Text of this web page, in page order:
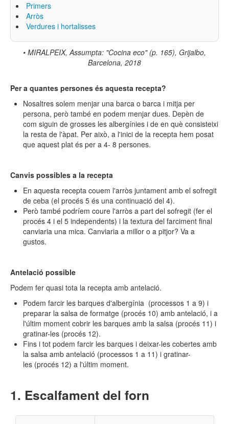
Primers
Arròs
Verdures i hortalisses
• MIRALPEIX, Assumpta: "Cocina eco" (p. 165), Grijalbo,
Barcelona, 2018
Per a quantes persones és aquesta recepta?
Nosaltres solem menjar una barca o barca i mitja per
persona, però també en podem menjar dues. Depèn de
com siguin de grosses les albergínies i de en què consisteixi
la resta de l'àpat. Per això, a l'inici de la recepta hem posat
que aquest plat és per a 4- 8 persones.
Canvis possibles a la recepta
En aquesta recepta couem l'arròs juntament amb el sofregit
de ceba (el procés 5 és una continuació del 4).
Però també podríem coure l'arròs a part del sofregit (fer el
procés 4 i el 5 independents) i la textura del farciment final
canviaria una mica. Canviaria a millor o a pitjor? Va a
gustos.
Antelació possible
Podem fer quasi tota la recepta amb antelació.
Podem farcir les barques d'albergínia (processos 1 a 9) i
preparar la salsa de formatge (procés 10) amb antelació, i a
l'últim moment cobrir les barques amb la salsa (procés 11) i
gratinar-les (procés 12).
Fins i tot podem farcir les barques i deixar-les cobertes amb
la salsa amb antelació (processos 1 a 11) i gratinar-
les (procés 12) a l'últim moment.
Escalfament del forn